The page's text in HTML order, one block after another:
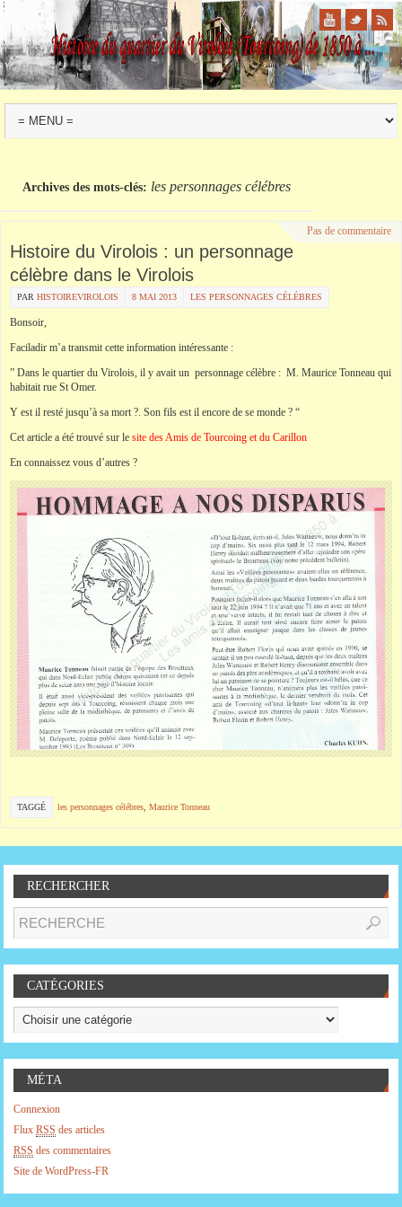
Archives des mots-clés: les personnages célébres
Pas de commentaire
Histoire du Virolois : un personnage
célèbre dans le Virolois
PAR HISTOIREVIROLOIS 8 MAI 2013 LES PERSONNAGES CÉLÉBRES
Bonsoir,
Faciladir m’a transmit cette information intéressante :
” Dans le quartier du Virolois, il y avait un personnage célèbre : M. Maurice Tonneau qui
habitait rue St Omer.
Y est il resté jusqu’à sa mort ?. Son fils est il encore de se monde ? “
Cet article a été trouvé sur le site des Amis de Tourcoing et du Carillon
En connaissez vous d’autres ?
TAGGÉ les personnages célébres Maurice Tonneau
RECHERCHER
CATÉGORIES
MÉTA
Connexion
FluxRSS des articles
RSS des commentaires
Site de WordPress-FR